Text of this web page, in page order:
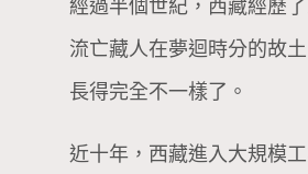
經過半個世紀，西藏經歷了
流亡藏人在夢迴時分的故
長得完全不一樣了。
近十年，西藏進入大規模工